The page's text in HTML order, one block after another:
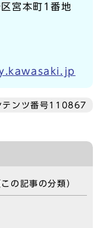
宮本町1番地
テンツ番号110867
この記事の分類）